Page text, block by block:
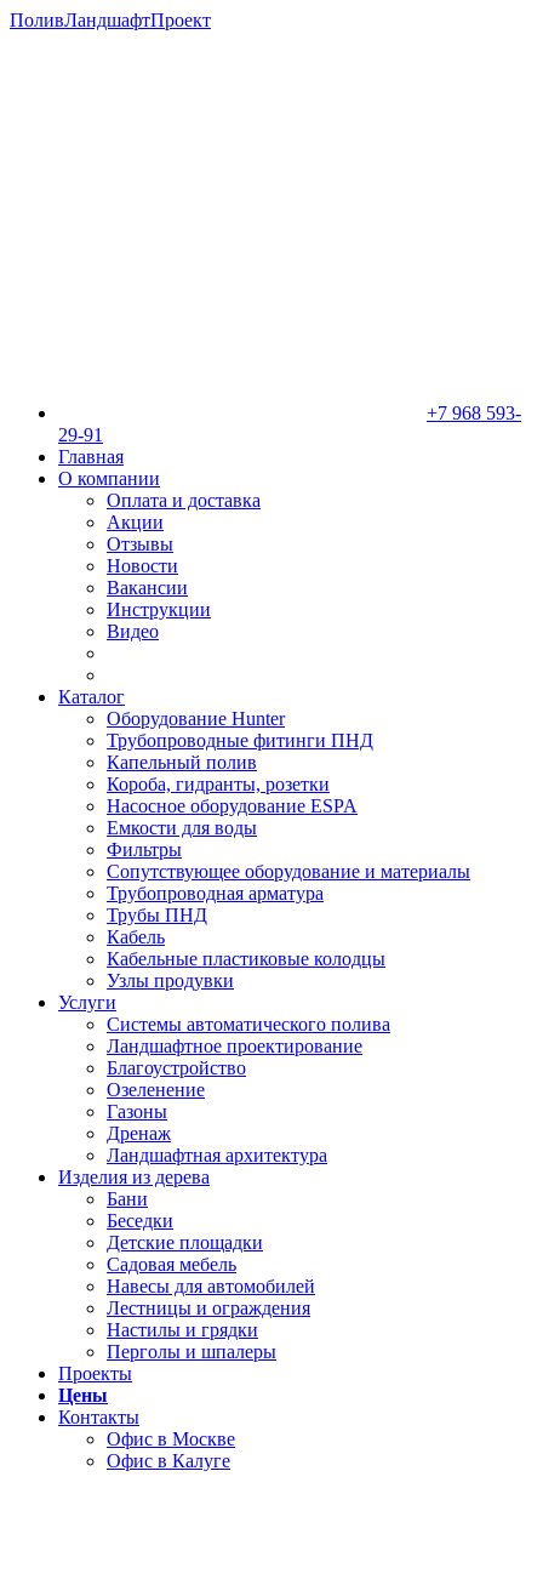
ПоливЛандшафтПроект
+7 968 593-
29-91
Главная
О компании
Оплата и доставка
Акции
Отзывы
Новости
Вакансии
Инструкции
Видео
Каталог
Оборудование Hunter
Трубопроводные фитинги ПНД
Капельный полив
Короба, гидранты, розетки
Насосное оборудование ESPA
Емкости для воды
Фильтры
Сопутствующее оборудование и материалы
Трубопроводная арматура
Трубы ПНД
Кабель
Кабельные пластиковые колодцы
Узлы продувки
Услуги
Системы автоматического полива
Ландшафтное проектирование
Благоустройство
Озеленение
Газоны
Дренаж
Ландшафтная архитектура
Изделия из дерева
Бани
Беседки
Детские площадки
Садовая мебель
Навесы для автомобилей
Лестницы и ограждения
Настилы и грядки
Перголы и шпалеры
Проекты
Цены
Контакты
Офис в Москве
Офис в Калуге